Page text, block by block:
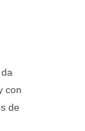
con
de